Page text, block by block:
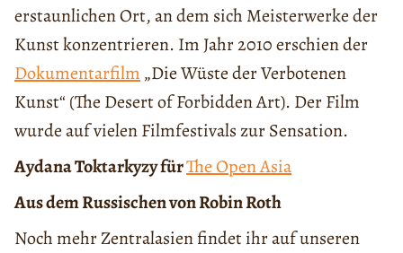
erstaunlichen Ort, an dem sich Meisterwerke der
Kunst konzentrieren. Im Jahr 2010 erschien der
Dokumentarfilm „Die Wüste der Verbotenen
Kunst“ (The Desert of Forbidden Art). Der Film
wurde auf vielen Filmfestivals zur Sensation.
Aydana Toktarkyzy fürThe Open Asia
Aus dem Russischen von Robin Roth
Noch mehr Zentralasien findet ihr auf unseren